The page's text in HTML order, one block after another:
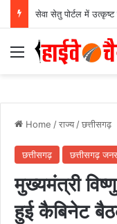
Menu
Home /राज्य /छत्तीसगढ़
छत्तीसगढ़ छत्तीसगढ़
मुख्यमंत्री
हुई कैबिनेट